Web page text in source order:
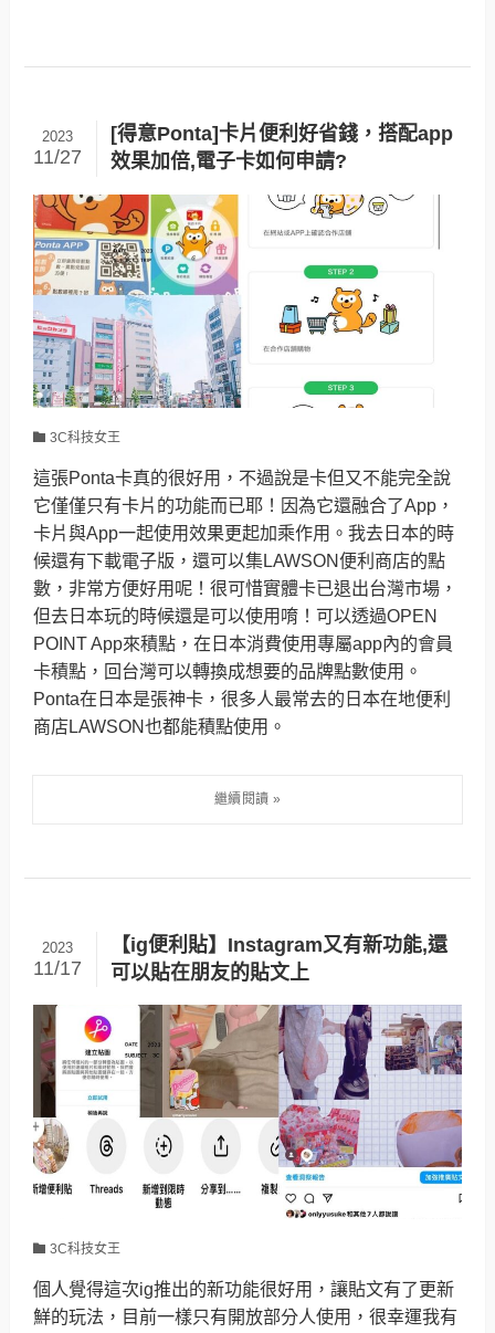
[得意Ponta]卡片便利好省錢，搭配app
效果加倍,電子卡如何申請?
2023
11/27
3C科技女王
這張Ponta卡真的很好用，不過說是卡但又不能完全說
它僅僅只有卡片的功能而已耶！因為它還融合了App，
卡片與App一起使用效果更起加乘作用。我去日本的時
候還有下載電子版，還可以集LAWSON便利商店的點
數，非常方便好用呢！很可惜實體卡已退出台灣市場，
但去日本玩的時候還是可以使用唷！可以透過OPEN
POINT App來積點，在日本消費使用專屬app內的會員
卡積點，回台灣可以轉換成想要的品牌點數使用。
Ponta在日本是張神卡，很多人最常去的日本在地便利
商店LAWSON也都能積點使用。
【ig便利貼】Instagram又有新功能,還
可以貼在朋友的貼文上
2023
11/17
3C科技女王
個人覺得這次ig推出的新功能很好用，讓貼文有了更新
鮮的玩法，目前一樣只有開放部分人使用，很幸運我有